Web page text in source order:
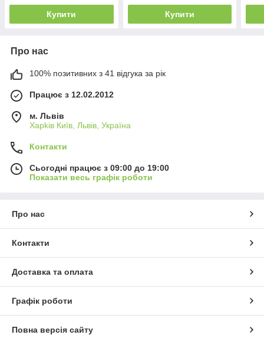
Купити Купити
Про нас
100% позитивних з 41 відгука за рік
Працює з 12.02.2012
м. Львів
Харkiв Київ, Львів, Україна
Контакти
Сьогодні працює з 09:00 до 19:00
Показати весь графік роботи
Про нас
Контакти
Доставка та оплата
Графік роботи
Повна версія сайту